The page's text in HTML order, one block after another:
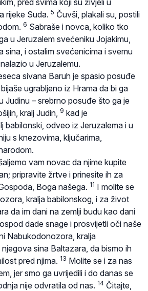
rijeke Suda. 5 Čuvši, plakali su, postili
6 Sabraše i novca, koliko tko
u Jeruzalem svećeniku Jojakimu,
sina, i ostalim svećenicima i svemu
u Jeruzalemu.
sivana Baruh je spasio posuđe
ugrabljeno iz Hrama da bi ga
Judinu – srebrno posuđe što ga je
kralj Judin, 9 kad je
babilonski, odveo iz Jeruzalema i u
s knezovima, ključarima,
vam novac da njime kupite
pripravite žrtve i prinesite ih za
Boga našega. 11 I molite se
kralja babilonskog, i za život
da im dani na zemlji budu kao dani
dade snage i prosvijetli oči naše
Nabukodonozora, kralja
sina Baltazara, da bismo ih
pred njima. 13 Molite se i za nas
jer smo ga uvrijedili i do danas se
nije odvratila od nas. 14 Čitajte,